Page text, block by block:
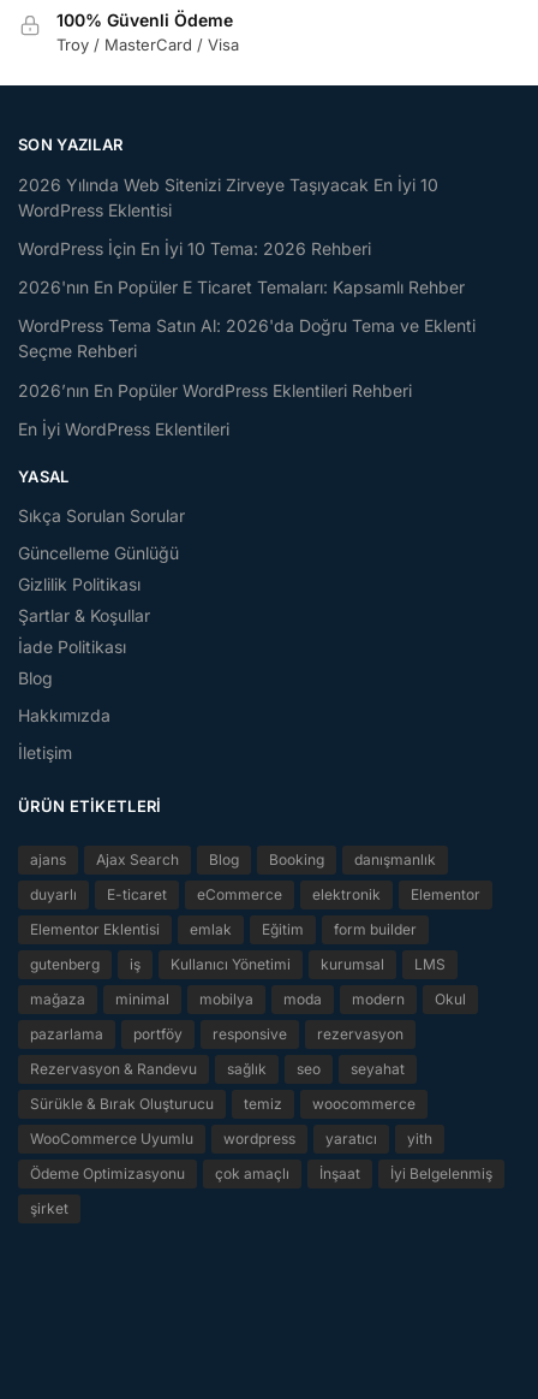
100% Güvenli Ödeme
Troy / MasterCard / Visa
SON YAZILAR
2026 Yılında Web Sitenizi Zirveye Taşıyacak En İyi 10
WordPress Eklentisi
WordPress İçin En İyi 10 Tema: 2026 Rehberi
2026'nın En Popüler E Ticaret Temaları: Kapsamlı Rehber
WordPress Tema Satın Al: 2026'da Doğru Tema ve Eklenti
Seçme Rehberi
2026’nın En Popüler WordPress Eklentileri Rehberi
En İyi WordPress Eklentileri
YASAL
Sıkça Sorulan Sorular
Güncelleme Günlüğü
Gizlilik Politikası
Şartlar & Koşullar
İade Politikası
Blog
Hakkımızda
İletişim
ÜRÜN ETIKETLERI
ajans Ajax Search Blog Booking
danışmanlık
duyarlı
E-ticaret eCommerce elektronik
Elementor
Elementor Eklentisi
emlak Eğitim
form builder
gutenberg
iş Kullanıcı Yönetimi kurumsal
LMS
mağaza
minimal mobilya moda modern
Okul
pazarlama
portföy responsive
rezervasyon
Rezervasyon & Randevu
sağlık seo
seyahat
Sürükle & Bırak Oluşturucu
temiz
woocommerce
WooCommerce Uyumlu
wordpress yaratıcı
yith
Ödeme Optimizasyonu
çok amaçlı İnşaat
İyi Belgelenmiş
şirket